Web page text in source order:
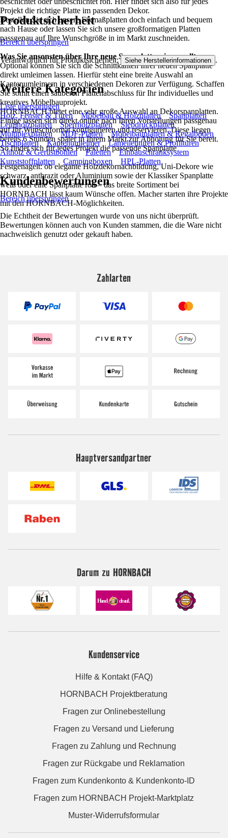
Projekt die richtige Platte im passenden Dekor.
Bestellen Sie sich unsere Fixmaßplatten doch einfach und bequem
nach Hause oder lassen Sie sich unsere großformatigen Platten
passgenau auf Ihre Wunschgröße in im Markt zuschneiden.
Was Sie ansonsten über Ihre neue Spanplatte wissen sollten:
Optional können Sie sich die Schnittkanten Ihrer neuen Spanplatte
direkt umleimen lassen. Hierfür steht eine breite Auswahl an
Kantenumleimern in verschiedenen Dekoren zur Verfügung. Schaffen
Sie somit einen sauberen Plattenabschluss für Ihr individuelles und
kreatives Möbelbauprojekt.
HORNBACH bietet eine sehr große Auswahl an Dekorspanplatten.
Einige lassen sich direkt online nach Ihren Vorstellungen passgenau
auf Ihr Wunschformat konfigurieren und reservieren. Diese liegen
bereits 6 Stunden später in Ihrem Markt zur Abholung für Sie bereit.
So findet sich für jedes Projekt die passende Spanplatte
Festgenagelt: ob elegante Holzdekornachbildung, Uni-Dekore wie
schwarz, anthrazit oder Aluminium sowie der Klassiker Spanplatte
weiß oder eine Spanplatte roh – das breite Sortiment bei
HORNBACH lässt kaum Wünsche offen. Macher starten ihre Projekte
mit den HORNBACH-Möglichkeiten.
Produktsicherheit
Bereich überspringen
Verantwortlich für Produktsicherheit: Siehe Herstellerinformationen .
Weitere Kategorien
Liste überspringen
Holz, Fenster & Türen
Möbelbau & Holzplatten
Spanplatten
Leimholzplatten
Sperrholzplatten
Siebdruckplatten
Multiplexplatten
MDF-Platten
Möbelbauplatten & Regalböden
Tischplatten
Kantenumleimer
Lamellentüren & Profiltüren
Altholz & Gerüstbohlen
Paletten
Einbauschranksystem
Kunststoffplatten
Campingboxen HPL-Platten
Kundenbewertungen
Bereich überspringen
Die Echtheit der Bewertungen wurde von uns nicht überprüft.
Bewertungen können auch von Kunden stammen, die die Ware nicht
nachweislich genutzt oder gekauft haben.
Zahlarten
Hauptversandpartner
Darum zu HORNBACH
Kundenservice
Hilfe & Kontakt (FAQ)
HORNBACH Projektberatung
Fragen zur Onlinebestellung
Fragen zu Versand und Lieferung
Fragen zu Zahlung und Rechnung
Fragen zur Rückgabe und Reklamation
Fragen zum Kundenkonto & Kundenkonto-ID
Fragen zum HORNBACH Projekt-Marktplatz
Muster-Widerrufsformular